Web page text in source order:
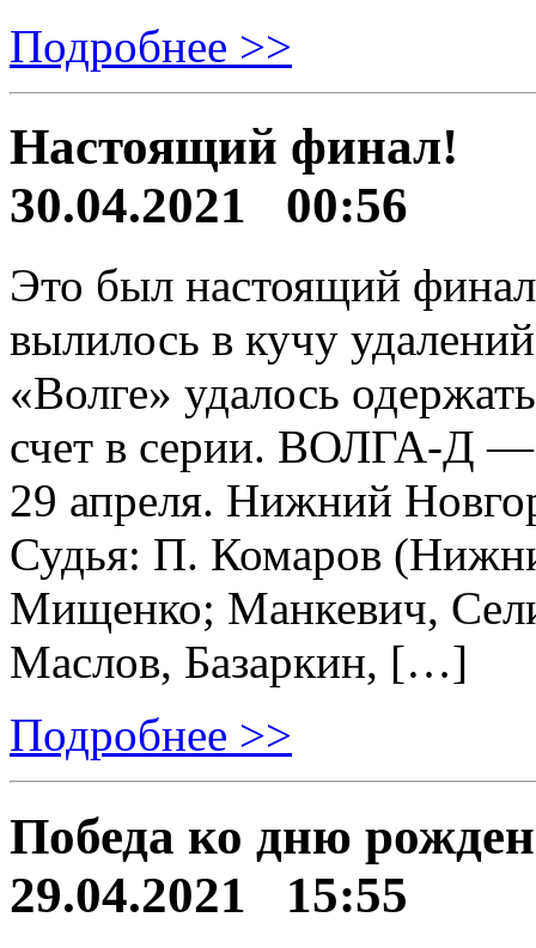
Подробнее >>
Настоящий финал!
30.04.2021 00:56
Это был настоящий
вылилось в кучу
«Волге» удалось
счет в серии. ВОЛГА-Д
29 апреля. Нижний
Судья: П. Комаров
Мищенко; Манкевич,
Маслов, Базаркин, […]
Подробнее >>
Победа ко дню
29.04.2021 15:55